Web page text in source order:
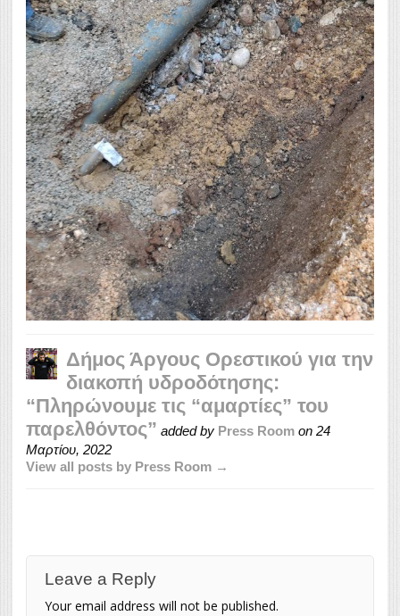
Δήμος Άργους Ορεστικού για την
διακοπή υδροδότησης:
“Πληρώνουμε τις “αμαρτίες” του
παρελθόντος” added by Press Room on 24
Μαρτίου, 2022
View all posts by Press Room →
Leave a Reply
Your email address will not be published.